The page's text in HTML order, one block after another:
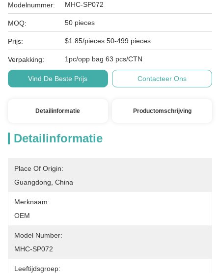
Modelnummer: MHC-SP072
MOQ: 50 pieces
Prijs: $1.85/pieces 50-499 pieces
Verpakking: 1pc/opp bag 63 pcs/CTN
Vind De Beste Prijs Contacteer Ons
Detailinformatie Productomschrijving
Detailinformatie
Place Of Origin:
Guangdong, China
Merknaam:
OEM
Model Number:
MHC-SP072
Leeftijdsgroep: